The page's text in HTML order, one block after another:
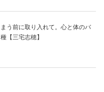
う前に取り入れて。心と体のバ
【三宅志穂】